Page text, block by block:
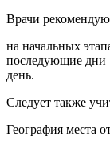
Врачи
на начальных
последующие дни
день.
Следует также
География места